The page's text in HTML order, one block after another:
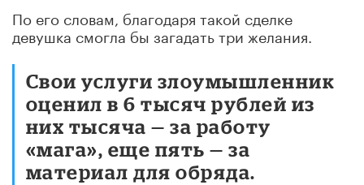
По его словам, благодаря такой сделке
девушка смогла бы загадать три желания.
Свои услуги злоумышленник
оценил в 6 тысяч рублей из
них тысяча — за работу
«мага», еще пять — за
материал для обряда.